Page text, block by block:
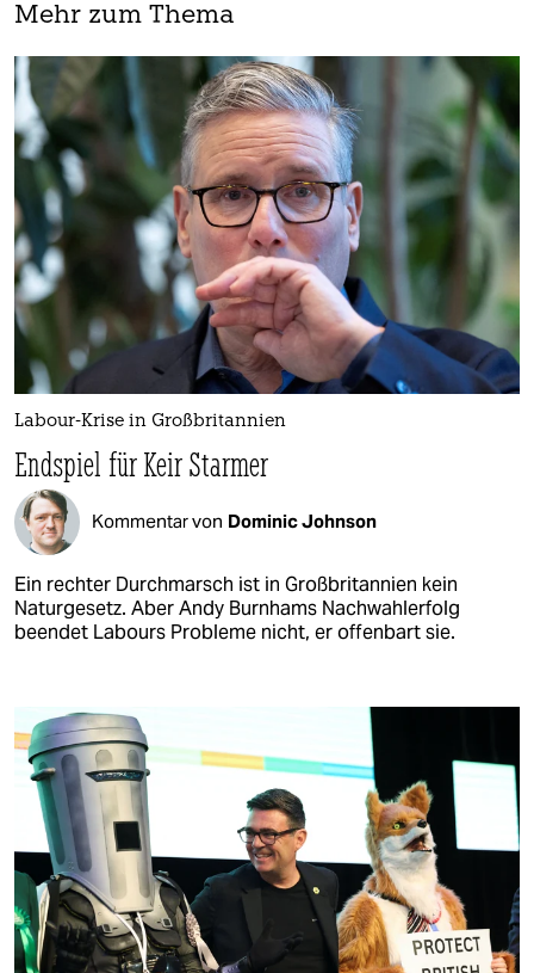
Mehr zum Thema
Labour-Krise in Großbritannien
Endspiel für Keir Starmer
Kommentar von Dominic Johnson
Ein rechter Durchmarsch ist in Großbritannien kein
Naturgesetz. Aber Andy Burnhams Nachwahlerfolg
beendet Labours Probleme nicht, er offenbart sie.